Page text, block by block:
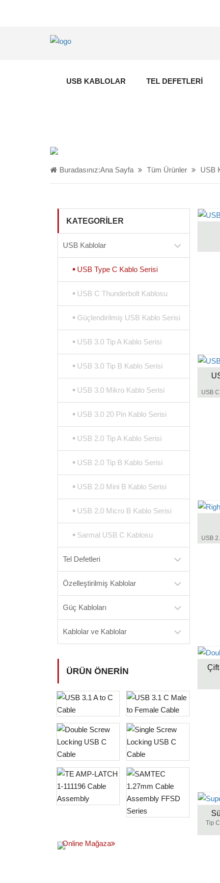
USB KABLOLAR TEL DEFETLERI
Buradasınız:Ana Sayfa Tüm Ürünler USB
Tip
KATEGORILER
USB Kablolar
USB Type C Kablo Serisi
USB C Thunderbolt Kablosu
Güçlendirilmiş USB Kablo Serisi
USB 3.0 Tip A Kablo Serisi
USB 3.0 Tip B Kablo Serisi
USB 3.0 Mikro Kablo Serisi
USB 3.0 20 Pin Kablo Serisi
USB 2.0 Tip A Kablo Serisi
USB 2.0 Tip B Kablo Serisi
USB 2.0 Mini B Kablo Serisi
USB 2.0 Micro B Kablo Serisi
Sarmal USB C Kablosu
Tel Defetleri
Özelleştirilmiş Kablolar
Güç Kabloları
Kablolar ve Kablolar
ÜRÜN ÖNERIN
Online Mağaza